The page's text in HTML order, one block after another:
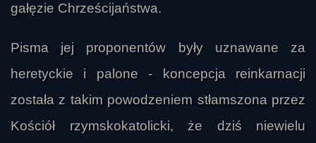
gałęzie Chrześcijaństwa.
Pisma jej proponentów były uznawane za
heretyckie i palone - koncepcja reinkarnacji
została z takim powodzeniem stłamszona przez
Kościół rzymskokatolicki, że dziś niewielu